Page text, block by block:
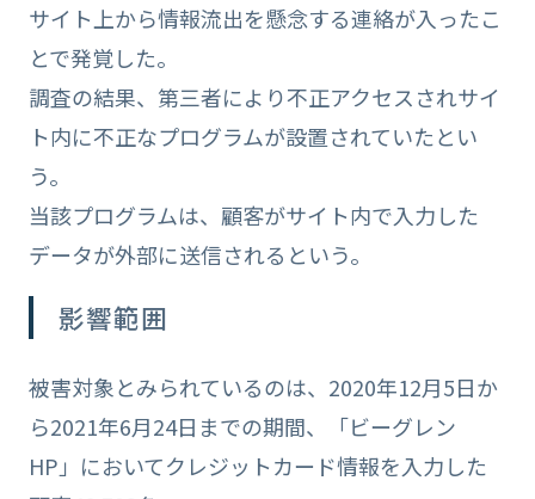
サイト上から情報流出を懸念する連絡が入ったこ
とで発覚した。
調査の結果、第三者により不正アクセスされサイ
ト内に不正なプログラムが設置されていたとい
う。
当該プログラムは、顧客がサイト内で入力した
データが外部に送信されるという。
影響範囲
被害対象とみられているのは、2020年12月5日か
ら2021年6月24日までの期間、「ビーグレン
HP」においてクレジットカード情報を入力した